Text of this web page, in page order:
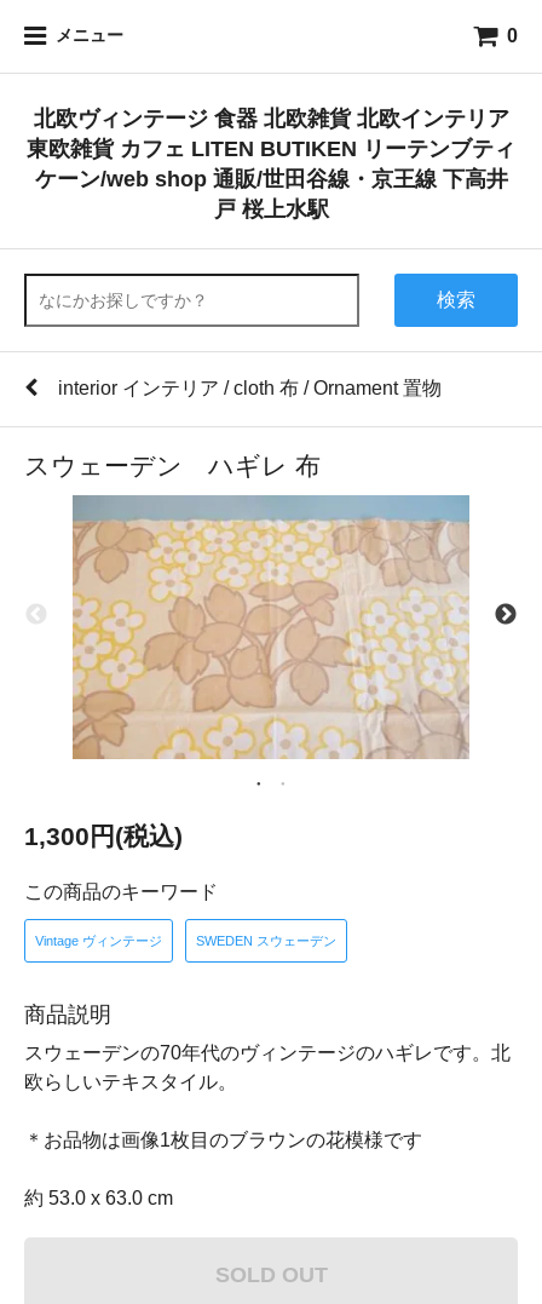
メニュー 0
北欧ヴィンテージ 食器 北欧雑貨 北欧インテリア
東欧雑貨 カフェ LITEN BUTIKEN リーテンブティ
ケーン/web shop 通販/世田谷線・京王線 下高井
戸 桜上水駅
検索
interior インテリア / cloth 布 / Ornament 置物
スウェーデン ハギレ 布
1,300円(税込)
この商品のキーワード
Vintage ヴィンテージ SWEDEN スウェーデン
商品説明
スウェーデンの70年代のヴィンテージのハギレです。北
欧らしいテキスタイル。
＊お品物は画像1枚目のブラウンの花模様です
約 53.0 x 63.0 cm
SOLD OUT